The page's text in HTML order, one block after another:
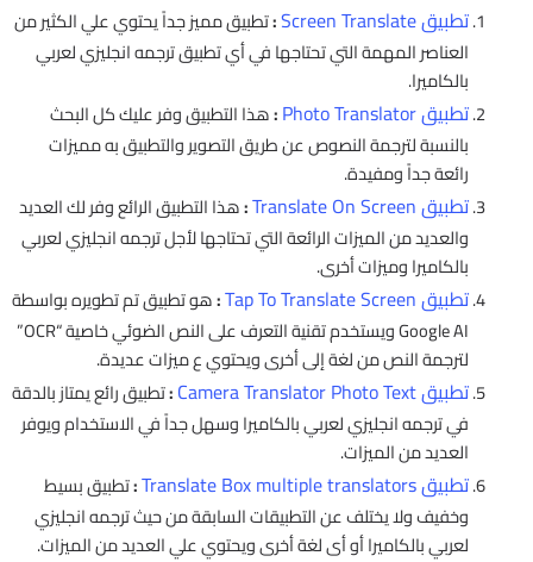
تطبيق Screen Translate :تطبيق مميز جداً يحتوي علي الكثير من
العناصر المهمة التي تحتاجها في أي تطبيق ترجمه انجليزي لعربي
بالكاميرا.
تطبيق Photo Translator :هذا التطبيق وفر عليك كل البحث
بالنسبة لترجمة النصوص عن طريق التصوير والتطبيق به مميزات
رائعة جداً ومفيدة.
تطبيق Translate On Screen :هذا التطبيق الرائع وفر لك العديد
والعديد من الميزات الرائعة التي تحتاجها لأجل ترجمه انجليزي لعربي
بالكاميرا وميزات أخرى.
تطبيق Tap To Translate Screen :هو تطبيق تم تطويره بواسطة
Google AI ويستخدم تقنية التعرف على النص الضوئي خاصية “OCR”
لترجمة النص من لغة إلى أخرى ويحتوي ع ميزات عديدة.
تطبيق Camera Translator Photo Text :تطبيق رائع يمتاز بالدقة
في ترجمه انجليزي لعربي بالكاميرا وسهل جداً في الاستخدام ويوفر
العديد من الميزات.
تطبيق Translate Box multiple translators :تطبيق بسيط
وخفيف ولا يختلف عن التطبيقات السابقة من حيث ترجمه انجليزي
لعربي بالكاميرا أو أى لغة أخرى ويحتوي علي العديد من الميزات.